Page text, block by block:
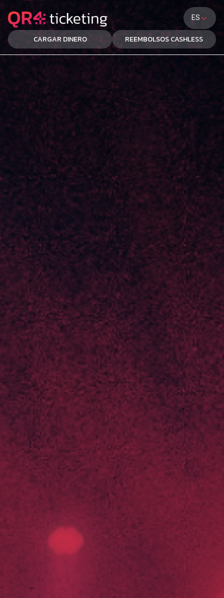
ES
CARGAR DINERO REEMBOLSOS CASHLESS